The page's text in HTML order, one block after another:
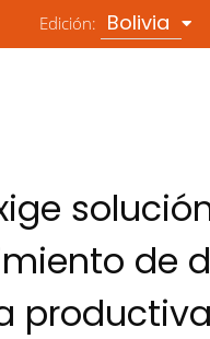
Edición: Bolivia
de
productiva